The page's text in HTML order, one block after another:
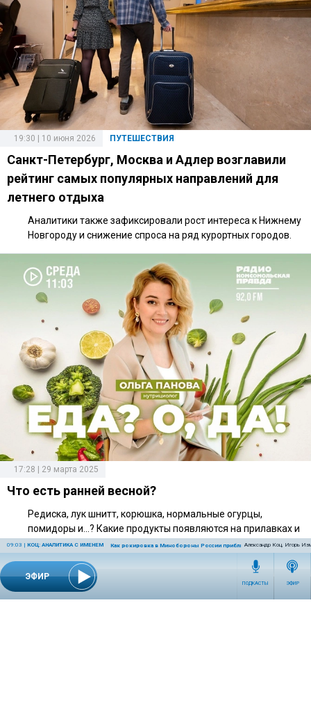
ЭФИР
09:03 | КОЦ: АНАЛИТИКА С ИМЕНЕМ Как рокировка в Минобороны России приблизит победу
Александр Коц, Игорь
ПОДКАСТЫ ЭФИР
ПУТЕШЕСТВИЯ
19:30 | 10 июня 2026
Санкт-Петербург, Москва и Адлер возглавили
рейтинг самых популярных направлений для
летнего отдыха
Аналитики также зафиксировали рост интереса к Нижнему
Новгороду и снижение спроса на ряд курортных городов.
17:28 | 29 марта 2025
Что есть ранней весной?
Редиска, лук шнитт, корюшка, нормальные огурцы,
помидоры и...? Какие продукты появляются на прилавках и
как с их помощью разнообразить свой рацион, получая
нутрициологом Ольгой Пановой.